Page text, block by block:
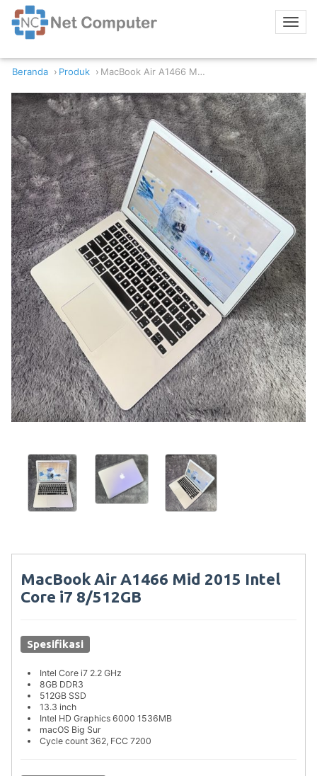
Beranda Produk MacBook Air A1466 Mid 2015 Intel Core i7 8/512GB
MacBook Air A1466 Mid 2015 Intel
Core i7 8/512GB
Spesifikasi
Intel Core i7 2.2 GHz
8GB DDR3
512GB SSD
13.3 inch
Intel HD Graphics 6000 1536MB
macOS Big Sur
Cycle count 362, FCC 7200